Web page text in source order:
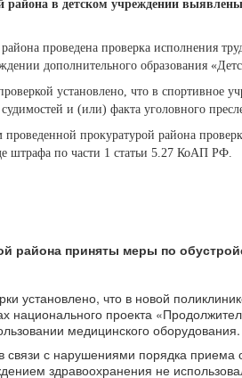
района в детском учреждении
проведена проверка исполнения
дополнительного образования
установлено, что в спортивное
и (или) факта уголовного
проведенной прокуратурой района
штрафа по части 1 статьи 5.27 КоАП РФ.
района приняты меры по
установлено, что в новой
национального проекта
медицинского оборудования.
связи с нарушениями порядка
здравоохранения не